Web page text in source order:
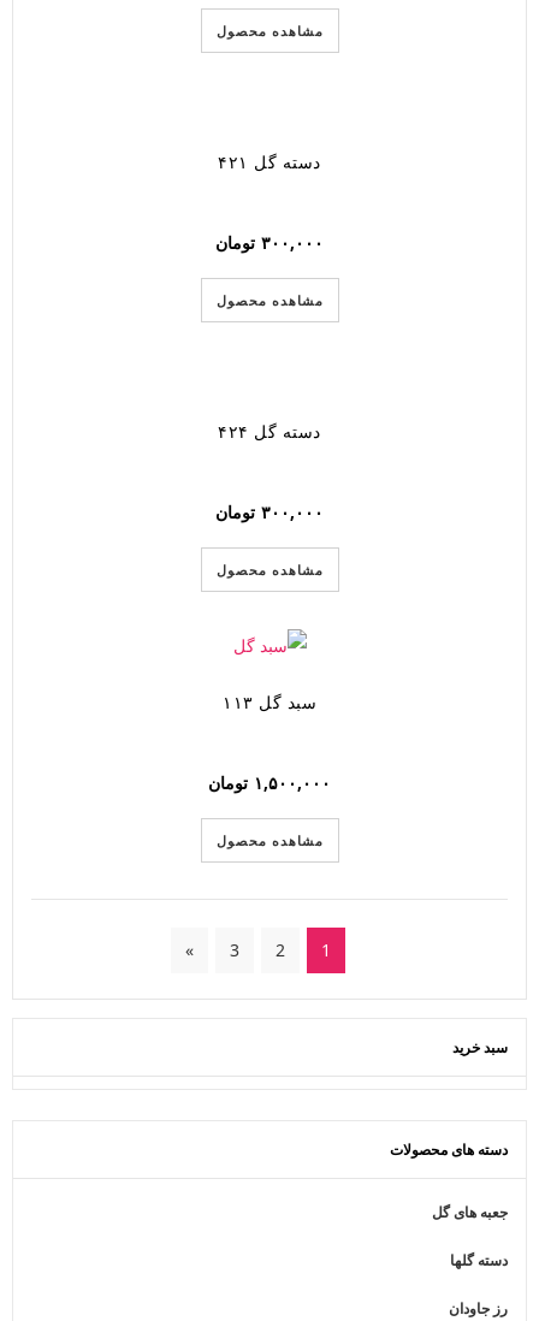
مشاهده محصول
دسته گل ۴۲۱
۳۰۰,۰۰۰ تومان
مشاهده محصول
دسته گل ۴۲۴
۳۰۰,۰۰۰ تومان
مشاهده محصول
سبد گل ۱۱۳
۱,۵۰۰,۰۰۰ تومان
مشاهده محصول
1
2
3
»
سبد خرید
دسته های محصولات
جعبه های گل
دسته گلها
رز جاودان